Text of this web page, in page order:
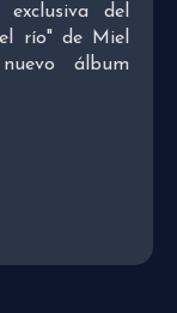
del
río" de Miel
álbum